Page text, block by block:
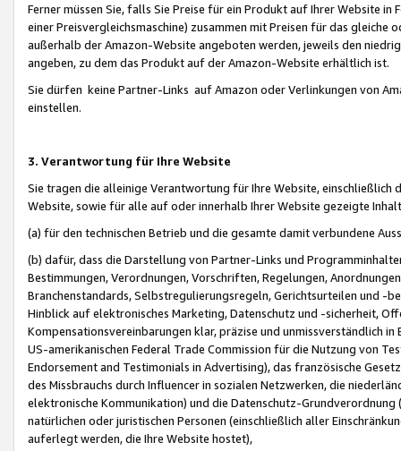
Ferner müssen Sie, falls Sie Preise für ein Produkt auf Ihrer Website
einer Preisvergleichsmaschine) zusammen mit Preisen für das
außerhalb der Amazon-Website angeboten werden, jeweils den
angeben, zu dem das Produkt auf der Amazon-Website erhältlich ist.
Sie dürfen keine Partner-Links auf Amazon oder Verlinkungen von
einstellen.
3. Verantwortung für Ihre Website
Sie tragen die alleinige Verantwortung für Ihre Website,
Website, sowie für alle auf oder innerhalb Ihrer Website gezeigte
(a) für den technischen Betrieb und die gesamte damit verbundene
(b) dafür, dass die Darstellung von Partner-Links und
Bestimmungen, Verordnungen, Vorschriften, Regelungen,
Branchenstandards, Selbstregulierungsregeln, Gerichtsurteilen und -
Hinblick auf elektronisches Marketing, Datenschutz und -sicherheit,
Kompensationsvereinbarungen klar, präzise und unmissverständlich
US-amerikanischen Federal Trade Commission für die Nutzung von
Endorsement and Testimonials in Advertising), das französische
des Missbrauchs durch Influencer in sozialen Netzwerken, die
elektronische Kommunikation) und die Datenschutz-
natürlichen oder juristischen Personen (einschließlich aller
auferlegt werden, die Ihre Website hostet),